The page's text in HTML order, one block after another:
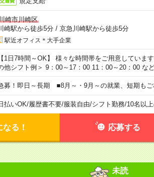
崎市川崎区
崎駅から徒歩5分/ 京急川崎駅から徒歩5分
駅近オフィス＊大手企業
【1日7時間～OK】 様々な時間帯をご用意していま
他シフト例＞ 9：00～17：00 11：00～20：00 な
募！即日～長期 ■8月～・9月～の就業、短期もご
払いOK/履歴書不要/服装自由/シフト勤務/10名以
なる！ 応募する
未読